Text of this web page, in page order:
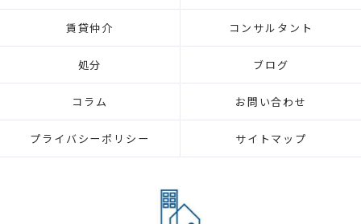
賃貸仲介 コンサルタント
処分 ブログ
コラム お問い合わせ
プライバシーポリシー サイトマップ